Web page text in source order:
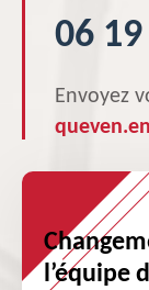
06
Envoyez
l’équipe